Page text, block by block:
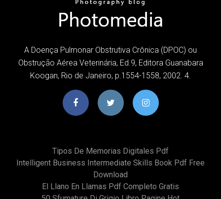
A Doença Pulmonar Obstrutiva Crônica (DPOC) ou
Obstrução Aérea Veterinária, Ed.9, Editora Guanabara
Koogan, Rio de Janeiro, p.1554-1558, 2002. 4.
Tipos De Memorias Digitales Pdf
Intelligent Business Intermediate Skills Book Pdf Free
Download
El Llano En Llamas Pdf Completo Gratis